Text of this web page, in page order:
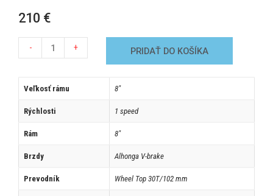
210 €
- + PRIDAŤ DO KOŠÍKA
Veľkosť rámu 8"
Rýchlosti 1 speed
Rám 8"
Brzdy Alhonga V-brake
Prevodník Wheel Top 30T/102 mm